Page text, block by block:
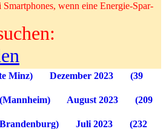
Smartphones, wenn eine Energie-Spar-
Minz) Dezember 2023 (39
(Mannheim) August 2023 (209
Juli 2023 (232